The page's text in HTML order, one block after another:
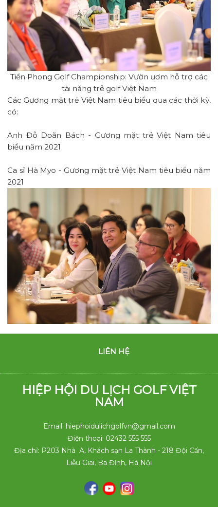
Tiền Phong Golf Championship: Vườn ươm hỗ trợ các
tài năng trẻ golf Việt Nam
Các Gương mặt trẻ Việt Nam tiêu biểu qua các thời kỳ,
có:
Anh Đỗ Doãn Bách - Gương mặt trẻ Việt Nam tiêu
biểu năm 2021
Ca sĩ Hà Myo - Gương mặt trẻ Việt Nam tiêu biểu năm
2021
LIÊN HỆ
HIỆP HỘI DU LỊCH GOLF VIỆT
NAM
Email: hiephoidulichgolfvn@gmail.com
Điện thoại: 02432 555 555
Địa chỉ: P203 Nhà A, Khách sạn La Thành - 218 Đội Cấn,
Liễu Giai, Ba Đình, Hà Nội